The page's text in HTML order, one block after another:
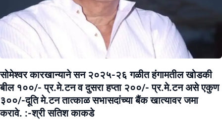
सोमेश्वर कारखान्याने सन २०२५-२६ गळीत हंगामतील खोडकी
बील १००/- प्र.मे.टन व दुसरा हप्ता २००/- प्र.मे.टन असे एकुण
३००/-दूति मे.टन तात्काळ सभासदांच्या बैंक खात्यावर जमा
करावे. :-श्री सतिश काकडे